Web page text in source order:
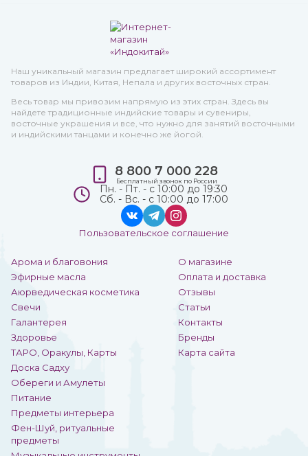
Наш уникальный магазин предлагает широкий ассортимент
товаров из Индии, Китая, Непала и других восточных стран.
Весь товар мы привозим напрямую из этих стран. Здесь вы
найдете традиционные индийские товары и сувениры,
восточные украшения и все, что нужно для занятий восточными
и индийскими танцами и конечно же йогой.
Арома и благовония
Эфирные масла
Аюрведическая косметика
Свечи
Галантерея
Здоровье
ТАРО, Оракулы, Карты
Доска Садху
Обереги и Амулеты
Питание
Предметы интерьера
Фен-Шуй, ритуальные
предметы
О магазине
Оплата и доставка
Отзывы
Статьи
Контакты
Бренды
Карта сайта
8 800 7 000 228
Бесплатный звонок по России
Пн. - Пт. - с 10:00 до 19:30
Сб. - Вс. - с 10:00 до 17:00
Пользовательское соглашение